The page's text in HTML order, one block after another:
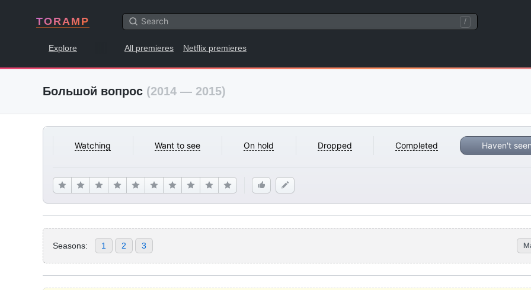
TORAMP /
Explore All premieres Netflix premieres
Большой вопрос (2014 — 2015)
Watching Want to see On hold Dropped Completed Haven't
Seasons: 1 2 3